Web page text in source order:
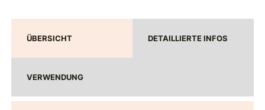
ÜBERSICHT DETAILLIERTE INFOS
VERWENDUNG